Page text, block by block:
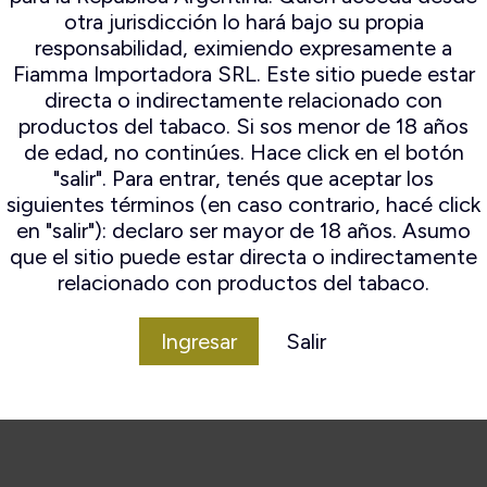
otra jurisdicción lo hará bajo su propia
responsabilidad, eximiendo expresamente a
Fiamma Importadora SRL. Este sitio puede estar
directa o indirectamente relacionado con
productos del tabaco. Si sos menor de 18 años
de edad, no continúes. Hace click en el botón
"salir". Para entrar, tenés que aceptar los
siguientes términos (en caso contrario, hacé click
en "salir"): declaro ser mayor de 18 años. Asumo
que el sitio puede estar directa o indirectamente
relacionado con productos del tabaco.
Ingresar Salir
Mayo
Original
Andres
World
Espuma De Mar
Falcon
Il ceppo
Lorenzo
Lubinski
Mastro de paja
Peterson
Savinelli
Savinelli
Edición
Limitada